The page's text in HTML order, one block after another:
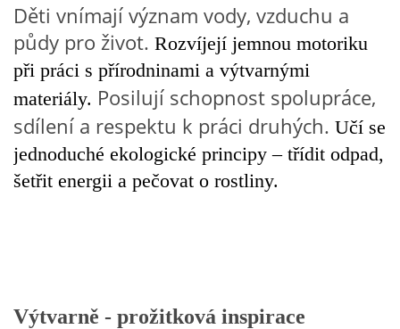
VÝTVARNÉ POMŮCKY
VÝTVARNÉ AKTIVITY - JARO
VÝTVARNÉ AKTIVITY - LÉTO
VÝTVARNÉ AKTIVITY - PODZIM
Děti vnímají význam vody, vzduchu a
půdy pro život. Rozvíjejí jemnou motoriku
při práci s přírodninami a výtvarnými
materiály. Posilují schopnost spolupráce,
sdílení a respektu k práci druhých. Učí se
jednoduché ekologické principy – třídit odpad,
šetřit energii a pečovat o rostliny.
Výtvarně - prožitková inspirace